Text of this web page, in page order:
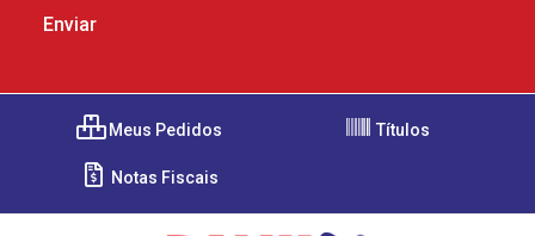
Meus Pedidos Títulos
Notas Fiscais